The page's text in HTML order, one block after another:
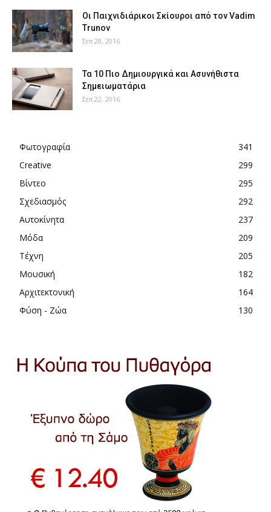
Οι Παιχνιδιάρικοι Σκίουροι από τον Vadim
Trunov
Σεπ 28, 2016
Τα 10 Πιο Δημιουργικά και Ασυνήθιστα
Σημειωματάρια
Σεπ 22, 2016
Φωτογραφία
341
Creative
299
Βίντεο
295
Σχεδιασμός
292
Αυτοκίνητα
237
Μόδα
209
Τέχνη
205
Μουσική
182
Αρχιτεκτονική
164
Φύση - Ζώα
130